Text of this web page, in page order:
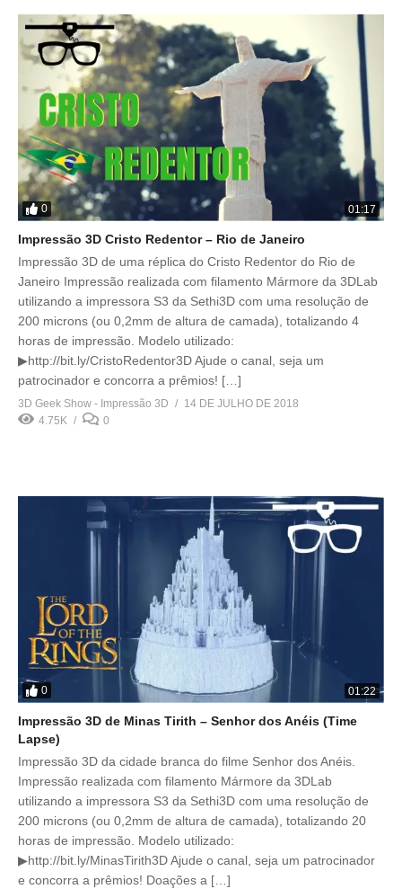
0 01:17
Impressão 3D Cristo Redentor – Rio de Janeiro
Impressão 3D de uma réplica do Cristo Redentor do Rio de
Janeiro Impressão realizada com filamento Mármore da 3DLab
utilizando a impressora S3 da Sethi3D com uma resolução de
200 microns (ou 0,2mm de altura de camada), totalizando 4
horas de impressão. Modelo utilizado:
▶http://bit.ly/CristoRedentor3D Ajude o canal, seja um
patrocinador e concorra a prêmios! […]
3D Geek Show - Impressão 3D
14 DE JULHO DE 2018
4.75K
0
0 01:22
Impressão 3D de Minas Tirith – Senhor dos Anéis (Time
Lapse)
Impressão 3D da cidade branca do filme Senhor dos Anéis.
Impressão realizada com filamento Mármore da 3DLab
utilizando a impressora S3 da Sethi3D com uma resolução de
200 microns (ou 0,2mm de altura de camada), totalizando 20
horas de impressão. Modelo utilizado:
▶http://bit.ly/MinasTirith3D Ajude o canal, seja um patrocinador
e concorra a prêmios! Doações a […]